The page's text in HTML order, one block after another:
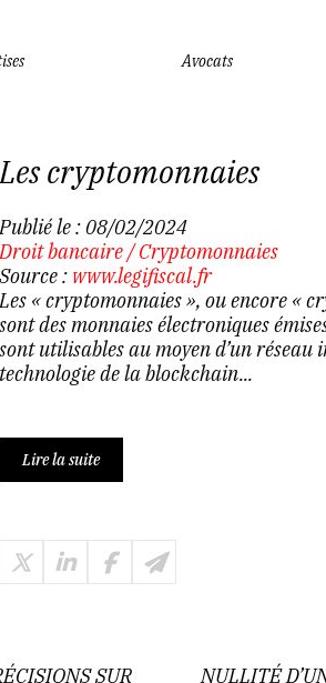
Avocats
cryptomonnaies
le :08/02/2024
bancaire/Cryptomonnaies
Source : www.legifiscal.fr
« cryptomonnaies », ou encore «
sont des monnaies électroniques
sont utilisables au moyen d’un
technologie de la blockchain...
Lire la suite
SUR
NULLITÉ